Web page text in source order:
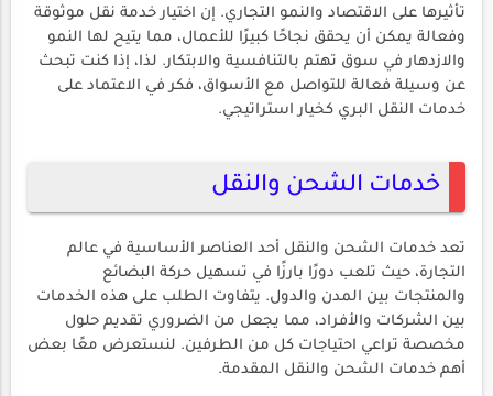
تأثيرها على الاقتصاد والنمو التجاري. إن اختيار خدمة نقل موثوقة
وفعالة يمكن أن يحقق نجاحًا كبيرًا للأعمال، مما يتيح لها النمو
والازدهار في سوق تهتم بالتنافسية والابتكار. لذا، إذا كنت تبحث
عن وسيلة فعالة للتواصل مع الأسواق، فكر في الاعتماد على
خدمات النقل البري كخيار استراتيجي.
خدمات الشحن والنقل
تعد خدمات الشحن والنقل أحد العناصر الأساسية في عالم
التجارة، حيث تلعب دورًا بارزًا في تسهيل حركة البضائع
والمنتجات بين المدن والدول. يتفاوت الطلب على هذه الخدمات
بين الشركات والأفراد، مما يجعل من الضروري تقديم حلول
مخصصة تراعي احتياجات كل من الطرفين. لنستعرض معًا بعض
أهم خدمات الشحن والنقل المقدمة.